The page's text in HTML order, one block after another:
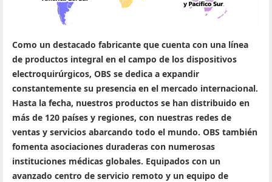
Como un destacado fabricante que cuenta con una línea
de productos integral en el campo de los dispositivos
electroquirúrgicos, OBS se dedica a expandir
constantemente su presencia en el mercado internacional.
Hasta la fecha, nuestros productos se han distribuido en
más de 120 países y regiones, con nuestras redes de
ventas y servicios abarcando todo el mundo. OBS también
fomenta asociaciones duraderas con numerosas
instituciones médicas globales. Equipados con un
avanzado centro de servicio remoto y un equipo de